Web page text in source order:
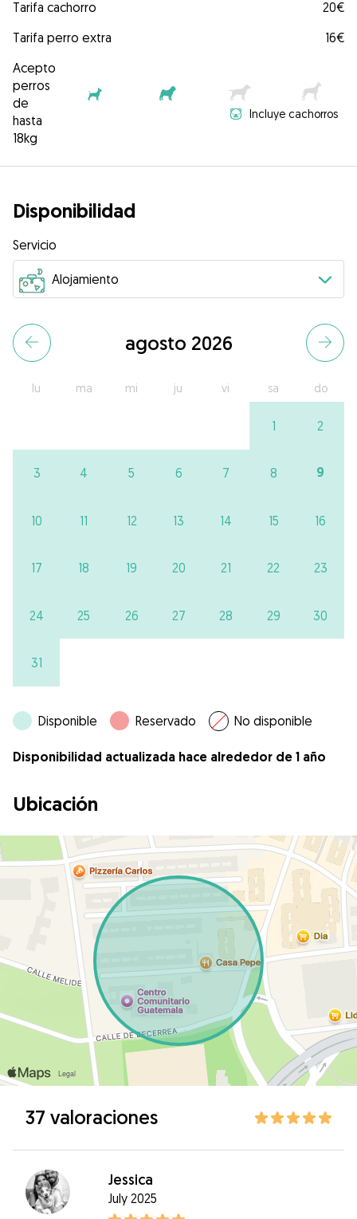
Tarifa cachorro
20€
Tarifa perro extra
16€
Acepto
perros
de
hasta
18kg
Incluye cachorros
Disponibilidad
Servicio
agosto 2026
lu ma mi ju vi sa do
1 2
3 4 5 6 7 8 9
10 11 12 13 14 15 16
17 18 19 20 21 22 23
24 25 26 27 28 29 30
31
Disponible Reservado No disponible
Disponibilidad actualizada hace alrededor de 1 año
Ubicación
37 valoraciones
Jessica
July 2025